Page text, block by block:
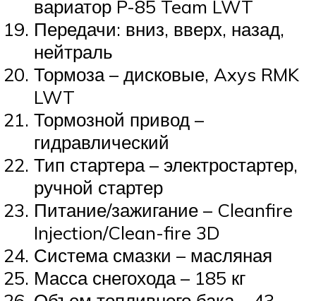
вариатор P-85 Team LWT
Передачи: вниз, вверх, назад,
нейтраль
Тормоза – дисковые, Axys RMK
LWT
Тормозной привод –
гидравлический
Тип стартера – электростартер,
ручной стартер
Питание/зажигание – Cleanfire
Injection/Clean-fire 3D
Система смазки – масляная
Масса снегохода – 185 кг